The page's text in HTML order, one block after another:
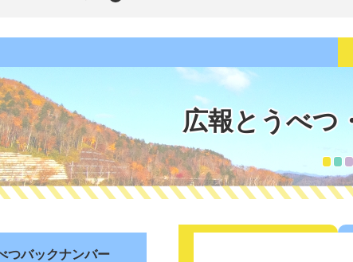
広報とうべつ
つバックナンバー